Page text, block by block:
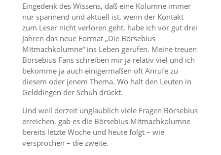
Eingedenk des Wissens, daß eine Kolumne immer
nur spannend und aktuell ist, wenn der Kontakt
zum Leser nicht verloren geht, habe ich vor gut drei
Jahren das neue Format „Die Börsebius
Mitmachkolumne“ ins Leben gerufen. Meine treuen
Börsebius Fans schreiben mir ja relativ viel und ich
bekomme ja auch einigermaßen oft Anrufe zu
diesem oder jenem Thema. Wo halt den Leuten in
Gelddingen der Schuh drückt.
Und weil derzeit unglaublich viele Fragen Börsebius
erreichen, gab es die Börsebius Mitmachkolumne
bereits letzte Woche und heute folgt – wie
versprochen – die zweite.